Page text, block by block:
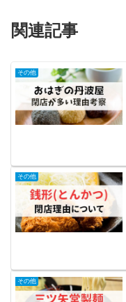
関連記事
その他
その他
その他